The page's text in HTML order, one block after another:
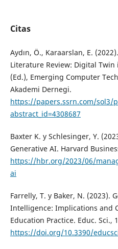
Citas
Aydın, Ö., Karaarslan, E.
Literature Review: Digital Twin
(Ed.), Emerging Computer
Akademi Dernegi.
https://papers.ssrn.com/sol3/
abstract_id=4308687
Baxter K. y Schlesinger, Y.
Generative AI. Harvard
https://hbr.org/2023/06/
ai
Farrelly, T. y Baker, N. (2023).
Intelligence: Implications and
Education Practice. Educ. Sci.,
https://doi.org/10.3390/